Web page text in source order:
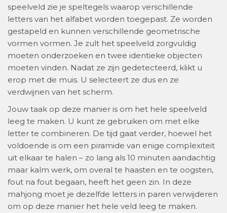
speelveld zie je speltegels waarop verschillende
letters van het alfabet worden toegepast. Ze worden
gestapeld en kunnen verschillende geometrische
vormen vormen. Je zult het speelveld zorgvuldig
moeten onderzoeken en twee identieke objecten
moeten vinden. Nadat ze zijn gedetecteerd, klikt u
erop met de muis. U selecteert ze dus en ze
verdwijnen van het scherm.
Jouw taak op deze manier is om het hele speelveld
leeg te maken. U kunt ze gebruiken om met elke
letter te combineren. De tijd gaat verder, hoewel het
voldoende is om een piramide van enige complexiteit
uit elkaar te halen – zo lang als 10 minuten aandachtig
maar kalm werk, om overal te haasten en te oogsten,
fout na fout begaan, heeft het geen zin. In deze
mahjong moet je dezelfde letters in paren verwijderen
om op deze manier het hele veld leeg te maken.